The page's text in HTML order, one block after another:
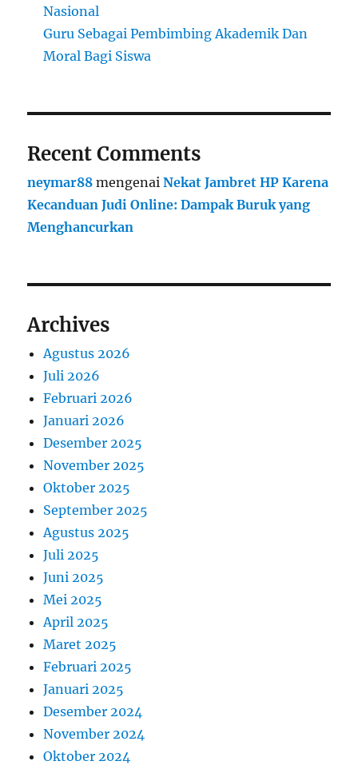
Nasional
Guru Sebagai Pembimbing Akademik Dan
Moral Bagi Siswa
Recent Comments
neymar88 mengenaiNekat Jambret HP Karena
Kecanduan Judi Online: Dampak Buruk yang
Menghancurkan
Archives
Agustus 2026
Juli 2026
Februari 2026
Januari 2026
Desember 2025
November 2025
Oktober 2025
September 2025
Agustus 2025
Juli 2025
Juni 2025
Mei 2025
April 2025
Maret 2025
Februari 2025
Januari 2025
Desember 2024
November 2024
Oktober 2024